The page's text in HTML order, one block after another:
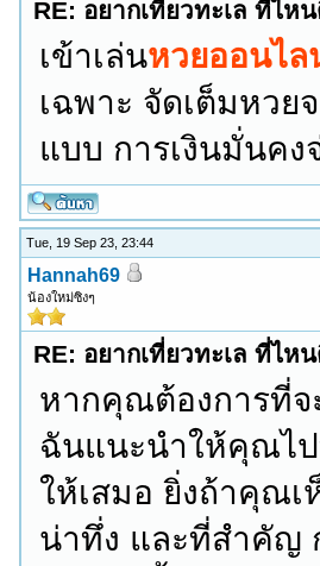
RE: อยากเที่ยวทะเล ที่ไห
เข้าเล่นหวยออนไล
เฉพาะ จัดเต็มหว
แบบ การเงินมั่นค
Tue, 19 Sep 23, 23:44
Hannah69
น้องใหม่ซิงๆ
RE: อยากเที่ยวทะเล ที่ไห
หากคุณต้องการที่จ
ฉันแนะนำให้คุณไป
ให้เสมอ ยิ่งถ้าคุณเ
น่าทึ่ง และที่สำคัญ